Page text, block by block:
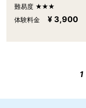
難易度 ★★★
体験料金
¥ 3,900
1